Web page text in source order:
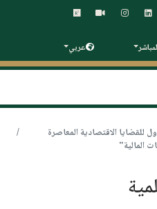
عربي
للقضايا الاقتصادية المعاصرة
المالية"